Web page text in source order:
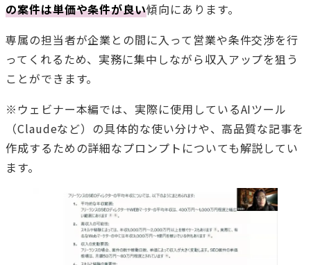
の案件は単価や条件が良い傾向にあります。
専属の担当者が企業との間に入って営業や条件交渉を行
ってくれるため、実務に集中しながら収入アップを狙う
ことができます。
※ウェビナー本編では、実際に使用しているAIツール
（Claudeなど）の具体的な使い分けや、高品質な記事を
作成するための詳細なプロンプトについても解説してい
ます。